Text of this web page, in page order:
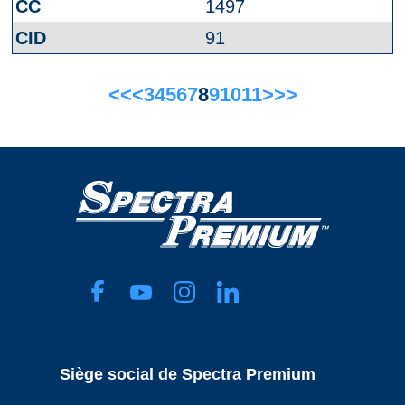
1497
91
<<<34567891011>>>
Siège social de Spectra Premium